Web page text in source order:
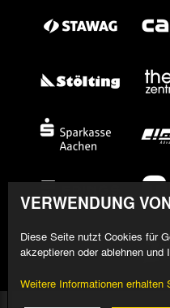
VERWENDUNG
Diese Seite nutzt Cookies für
akzeptieren oder ablehnen
Weitere Informationen erhalten